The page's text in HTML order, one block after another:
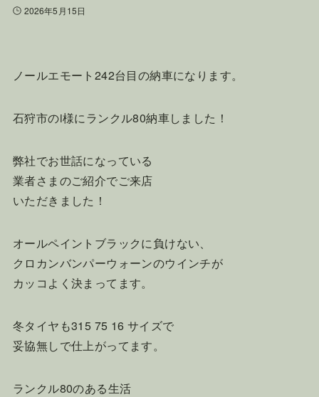
2026年5月15日
ノールエモート242台目の納車になります。
石狩市のi様にランクル80納車しました！
弊社でお世話になっている
業者さまのご紹介でご来店
いただきました！
オールペイントブラックに負けない、
クロカンバンパーウォーンのウインチが
カッコよく決まってます。
冬タイヤも315 75 16 サイズで
妥協無しで仕上がってます。
ランクル80のある生活